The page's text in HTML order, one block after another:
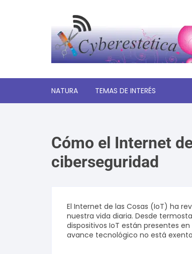
NATURA TEMAS DE INTERÉS
Autoayuda y desarrollo
personal
Amor y relaciones
Estética
Cómo el Internet
ciberseguridad
El Internet de las Cosas (IoT) ha
nuestra vida diaria. Desde
dispositivos IoT están presentes
avance tecnológico no está